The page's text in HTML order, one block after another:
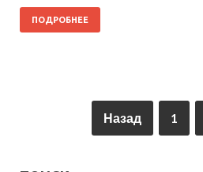
ПОДРОБНЕЕ
Назад 1